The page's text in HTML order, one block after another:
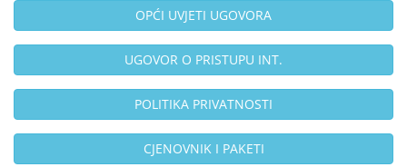
OPĆI UVJETI UGOVORA
UGOVOR O PRISTUPU INT.
POLITIKA PRIVATNOSTI
CJENOVNIK I PAKETI